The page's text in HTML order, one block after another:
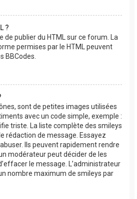
?
de publier du HTML sur ce forum. La
permises par le HTML peuvent
BBCodes.
sont de petites images utilisées
avec un code simple, exemple :
triste. La liste complète des smileys
rédaction de message. Essayez
Ils peuvent rapidement rendre
modérateur peut décider de les
le message. L’administrateur
nombre maximum de smileys par